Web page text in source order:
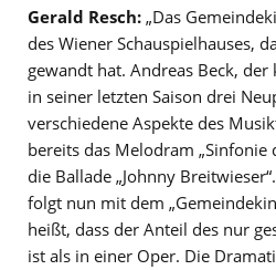
Gerald Resch: „Das
des Wiener Schauspielhauses,
gewandt hat. Andreas Beck,
in seiner letzten Saison drei
verschiedene Aspekte des
bereits das Melodram „Sinfonie
die Ballade „Johnny
folgt nun mit dem
heißt, dass der Anteil des nur
ist als in einer Oper. Die